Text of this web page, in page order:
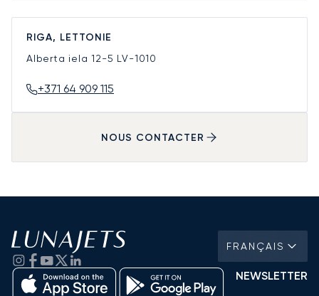
RIGA, LETTONIE
Alberta iela 12-5 LV-1010
+371 64 909 115
NOUS CONTACTER
FRANÇAIS
NEWSLETTER